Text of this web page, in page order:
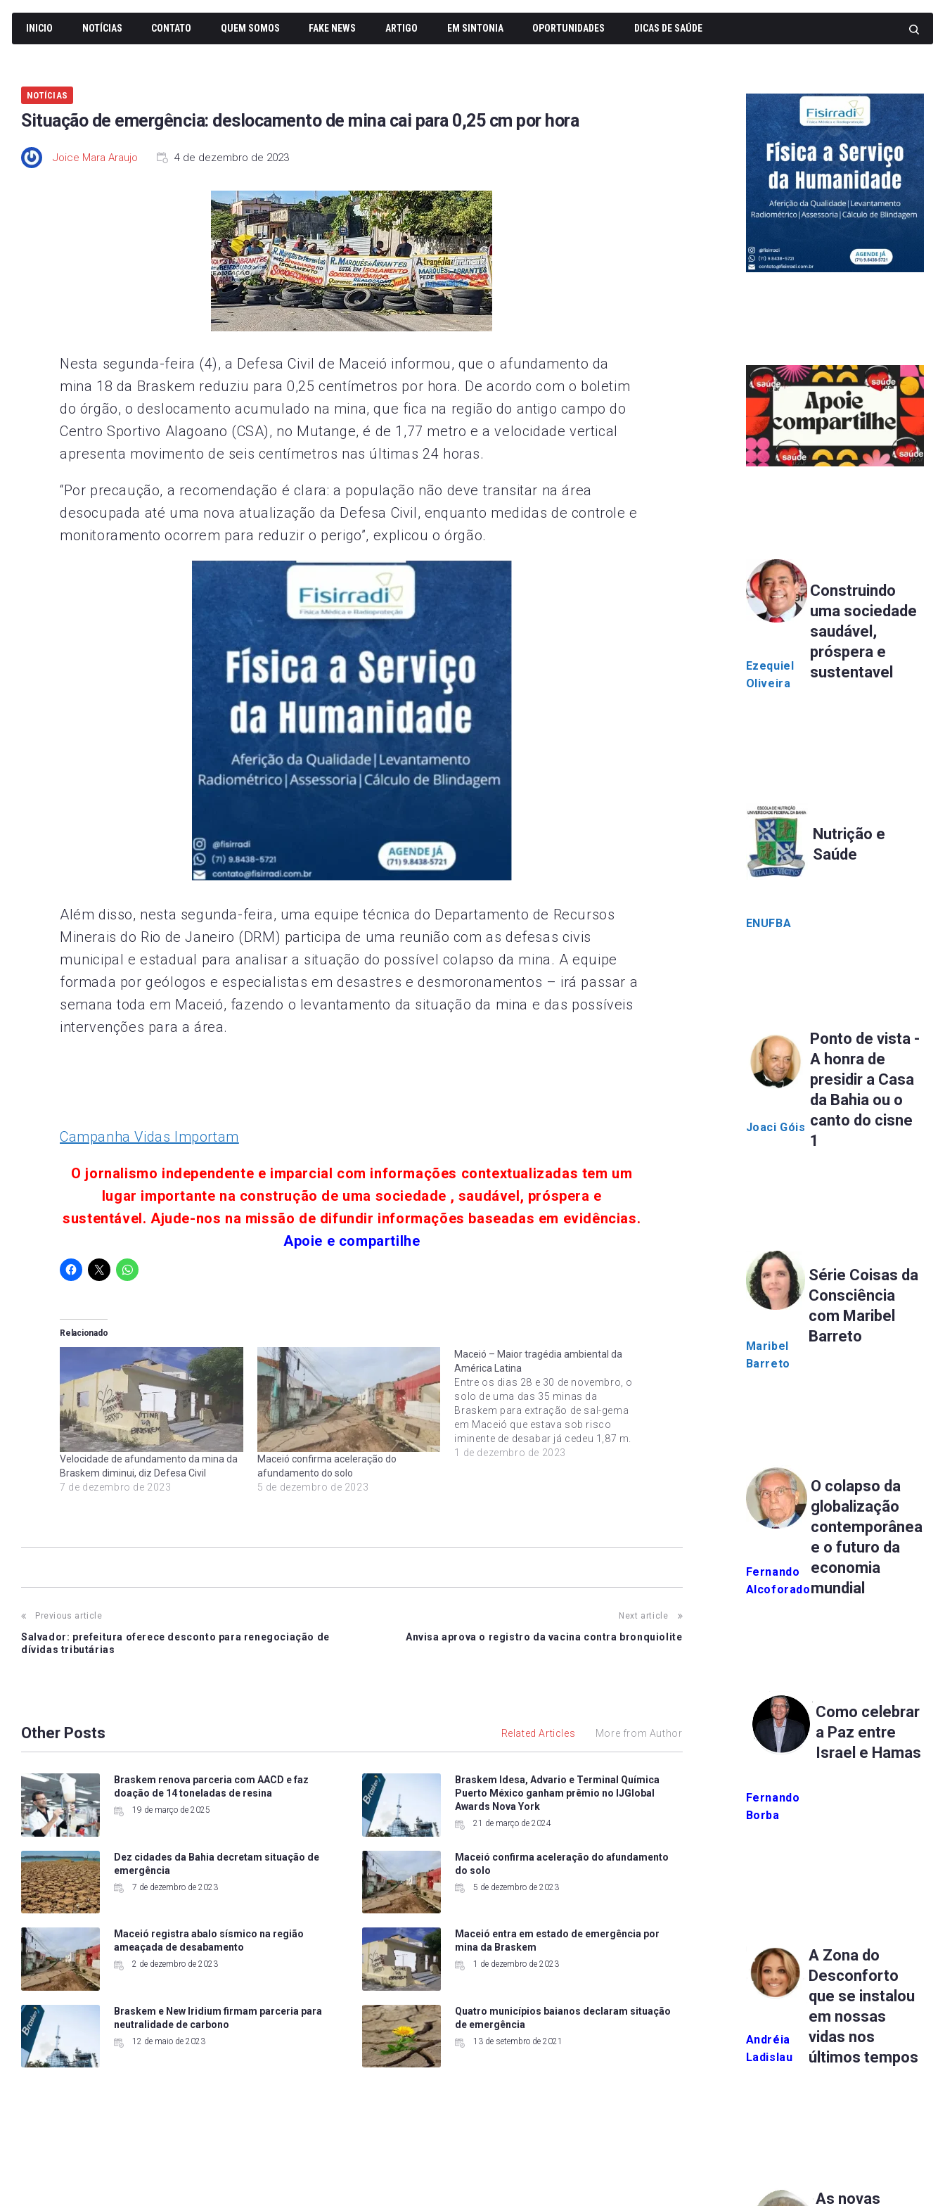
INICIO NOTÍCIAS CONTATO QUEM SOMOS FAKE NEWS ARTIGO EM SINTONIA OPORTUNIDADES DICAS DE SAÚDE
NOTÍCIAS
Situação de emergência: deslocamento de mina cai para 0,25 cm por hora
Joice Mara Araujo 4 de dezembro de 2023
Nesta segunda-feira (4), a Defesa Civil de Maceió informou, que o afundamento da
mina 18 da Braskem reduziu para 0,25 centímetros por hora. De acordo com o boletim
do órgão, o deslocamento acumulado na mina, que fica na região do antigo campo do
Centro Sportivo Alagoano (CSA), no Mutange, é de 1,77 metro e a velocidade vertical
apresenta movimento de seis centímetros nas últimas 24 horas.
“Por precaução, a recomendação é clara: a população não deve transitar na área
desocupada até uma nova atualização da Defesa Civil, enquanto medidas de controle e
monitoramento ocorrem para reduzir o perigo”, explicou o órgão.
Além disso, nesta segunda-feira, uma equipe técnica do Departamento de Recursos
Minerais do Rio de Janeiro (DRM) participa de uma reunião com as defesas civis
municipal e estadual para analisar a situação do possível colapso da mina. A equipe
formada por geólogos e especialistas em desastres e desmoronamentos – irá passar a
semana toda em Maceió, fazendo o levantamento da situação da mina e das possíveis
intervenções para a área.
Campanha Vidas Importam
O jornalismo independente e imparcial com informações contextualizadas tem um
lugar importante na construção de uma sociedade , saudável, próspera e
sustentável. Ajude-nos na missão de difundir informações baseadas em evidências.
Apoie e compartilhe
Relacionado
Velocidade de afundamento da mina da
Braskem diminui, diz Defesa Civil
7 de dezembro de 2023
Maceió confirma aceleração do
afundamento do solo
5 de dezembro de 2023
Maceió – Maior tragédia ambiental da
América Latina
Entre os dias 28 e 30 de novembro, o
solo de uma das 35 minas da
Braskem para extração de sal-gema
em Maceió que estava sob risco
iminente de desabar já cedeu 1,87 m.
A mina está desativada. Segundo
1 de dezembro de 2023
Post
navigation
Previous article
Salvador: prefeitura oferece desconto para renegociação de
dívidas tributárias
Next article
Anvisa aprova o registro da vacina contra bronquiolite
Other Posts Related Articles More from Author
Braskem renova parceria com AACD e faz
doação de 14 toneladas de resina
19 de março de 2025
Braskem Idesa, Advario e Terminal Química
Puerto México ganham prêmio no IJGlobal
Awards Nova York
21 de março de 2024
Dez cidades da Bahia decretam situação de
emergência
7 de dezembro de 2023
Maceió confirma aceleração do afundamento
do solo
5 de dezembro de 2023
Maceió registra abalo sísmico na região
ameaçada de desabamento
2 de dezembro de 2023
Maceió entra em estado de emergência por
mina da Braskem
1 de dezembro de 2023
Braskem e New Iridium firmam parceria para
neutralidade de carbono
12 de maio de 2023
Quatro municípios baianos declaram situação
de emergência
13 de setembro de 2021
Ezequiel
Oliveira
Construindo
uma sociedade
saudável,
próspera e
sustentavel
ENUFBA
Nutrição e
Saúde
Joaci Góis
Ponto de vista -
A honra de
presidir a Casa
da Bahia ou o
canto do cisne
1
Maribel
Barreto
Série Coisas da
Consciência
com Maribel
Barreto
Fernando
Alcoforado
O colapso da
globalização
contemporânea
e o futuro da
economia
mundial
Fernando
Borba
Como celebrar
a Paz entre
Israel e Hamas
Andréia
Ladislau
A Zona do
Desconforto
que se instalou
em nossas
vidas nos
últimos tempos
As novas